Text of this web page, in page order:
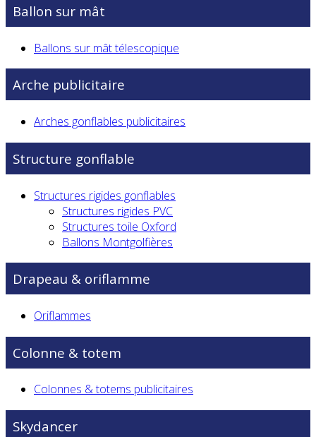
Ballon sur mât
Ballons sur mât télescopique
Arche publicitaire
Arches gonflables publicitaires
Structure gonflable
Structures rigides gonflables
Structures rigides PVC
Structures toile Oxford
Ballons Montgolfières
Drapeau & oriflamme
Oriflammes
Colonne & totem
Colonnes & totems publicitaires
Skydancer